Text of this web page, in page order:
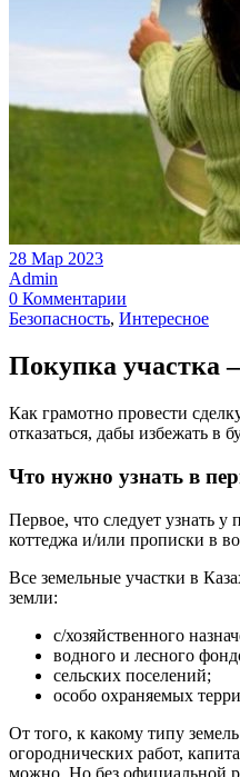
28 Мар 2023
Admin
0 Комментарии
Безопасность, Интересное
Покупка участка
Как грамотно провести
отказаться, дабы избежать в
Что нужно узнать в
Первое, что следует узнать у
коттеджа и/или прописки в
Все земельные участки в
земли:
с/хозяйственного
водного и лесного
сельских поселений;
особо охраняемых
От того, к какому типу
огороднических работ,
можно. Но без официальной